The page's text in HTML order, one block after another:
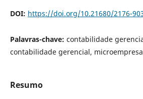
DOI: https://doi.org/10.21680/2176-
Palavras-chave: contabilidade
contabilidade gerencial,
Resumo